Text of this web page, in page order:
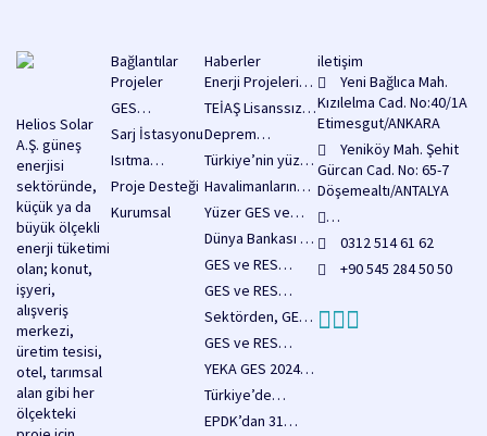
Helios Solar
A.Ş. güneş
enerjisi
sektöründe,
küçük ya da
büyük ölçekli
enerji tüketimi
olan; konut,
işyeri,
alışveriş
merkezi,
üretim tesisi,
otel, tarımsal
alan gibi her
ölçekteki
Bağlantılar
Projeler
GES
Sistemleri
Sarj İstasyonu
Isıtma
Sistemleri
Proje Desteği
Kurumsal
Haberler
Enerji Projelerine
2 Milyar Dolarlık
Kredi
Sağlanacak!
TEİAŞ Lisanssız
Elektrik Üretimi
Yatırım
Başvuruları İçin
3.750 MW’lık
Kapasite Hakkı
Duyurusu
Yayımladı
Deprem
Bölgesinde
Yenilenebilir
Enerji
Yatırımlarına
Destekler Arttı,
Yatırımların Önü
Türkiye’nin yüzer
GES potansiyeli
hesaplanıyor
Havalimanlarında
enerji verimliliği
enerjisi
santralleri
yaygınlaştırılacak
Yüzer GES ve
RES Hakkında
Düzenlemeler
İçeren Kanun
Teklifi Pazartesi
Meclise
Sunulacak
Dünya Bankası 18
Milyar Dolar
Sağlayacak
GES ve RES
tesislerine
denetimi
muafiyeti
sağlayan önemli
düzenlemeler,
Köy Kanunu
teklifi
GES ve RES
projeleri için
kamulaştırma
kararları
duyuruldu
Sektörden, GES
kapasitesinin 5
megavatı aşması
hedefine tam
destek
GES ve RES
Yatırımlarında
Muafiyeti Resmi
Olarak Yürürlükte
YEKA GES 2024
ihale şartnamesi
yayımlandı
Türkiye’de
2025’in İlk Sekiz
EPDK’dan 31
iletişim
Yeni Bağlıca Mah.
Kızılelma Cad. No:40/1A
Etimesgut/ANKARA
Yeniköy Mah. Şehit
Gürcan Cad. No: 65-7
Döşemealtı/ANTALYA
info@heliossolar.com.tr
0312 514 61 62
+90 545 284 50 50